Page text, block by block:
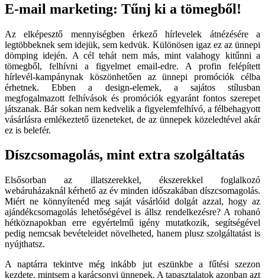
E-mail marketing: Tűnj ki a tömegből!
Az elképesztő mennyiségben érkező hírlevelek átnézésére a
legtöbbeknek sem idejük, sem kedvük. Különösen igaz ez az ünnepi
dömping idején. A cél tehát nem más, mint valahogy kitűnni a
tömegből, felhívni a figyelmet email-edre. A profin felépített
hírlevél-kampánynak köszönhetően az ünnepi promóciók célba
érhetnek. Ebben a design-elemek, a sajátos stílusban
megfogalmazott felhívások és promóciók egyaránt fontos szerepet
játszanak. Bár sokan nem kedvelik a figyelemfelhívó, a félbehagyott
vásárlásra emlékeztető üzeneteket, de az ünnepek közeledtével akár
ez is belefér.
Díszcsomagolás, mint extra szolgáltatás
Elsősorban az illatszerekkel, ékszerekkel foglalkozó
webáruházaknál kérhető az év minden időszakában díszcsomagolás.
Miért ne könnyítenéd meg saját vásárlóid dolgát azzal, hogy az
ajándékcsomagolás lehetőségével is állsz rendelkezésre? A rohanó
hétköznapokban erre egyértelmű igény mutatkozik, segítségével
pedig nemcsak bevételeidet növelheted, hanem plusz szolgáltatást is
nyújthatsz.
A naptárra tekintve még inkább jut eszünkbe a fűtési szezon
kezdete, mintsem a karácsonyi ünnepek. A tapasztalatok azonban azt